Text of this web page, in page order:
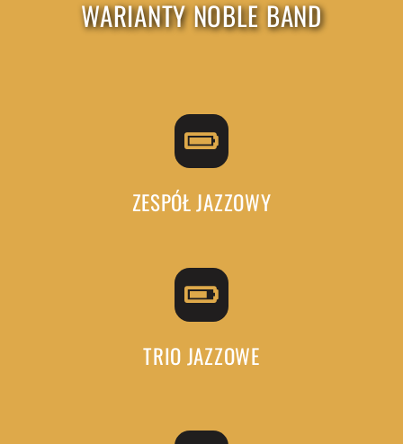
WARIANTY NOBLE BAND
ZESPÓŁ JAZZOWY
TRIO JAZZOWE